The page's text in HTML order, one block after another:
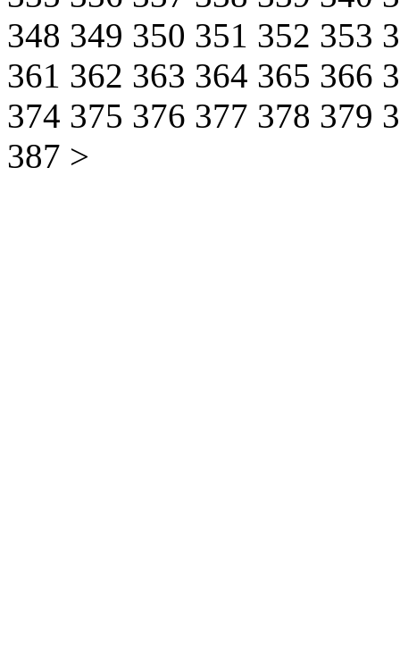
348 349 350 351 352 353
361 362 363 364 365 366
374 375 376 377 378 379
387 >